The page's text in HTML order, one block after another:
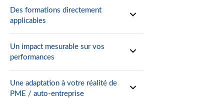
Des formations directement
applicables
Un impact mesurable sur vos
performances
Une adaptation à votre réalité de
PME / auto-entreprise